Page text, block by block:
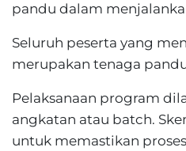
pandu dalam
Seluruh peserta yang
merupakan tenaga
Pelaksanaan program
angkatan atau batch.
untuk memastikan